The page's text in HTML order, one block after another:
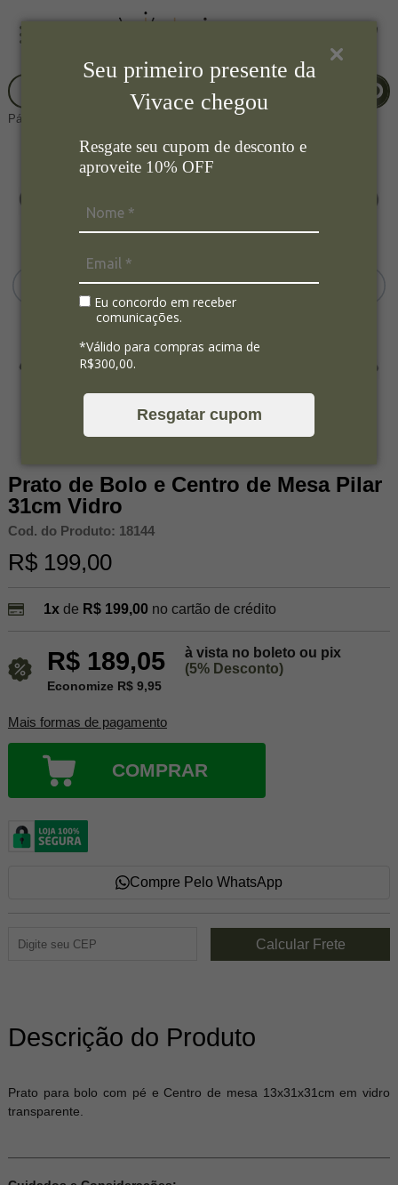
Seu primeiro presente da
Vivace chegou
Resgate seu cupom de desconto e
aproveite 10% OFF
Eu concordo em receber
comunicações.
*Válido para compras acima de
R$300,00.
Resgatar cupom
Página Inicial Prato Para Bolo
Prato de Bolo e Centro de Mesa Pilar
31cm Vidro
Cod. do Produto: 18144
R$ 199,00
1xde R$ 199,00 no cartão de crédito
R$ 189,05
à vista no boleto ou pix
(5% Desconto)
Economize R$ 9,95
Mais formas de pagamento
COMPRAR
Compre Pelo WhatsApp
Descrição do Produto
Prato para bolo com pé e Centro de mesa 13x31x31cm em vidro
transparente.